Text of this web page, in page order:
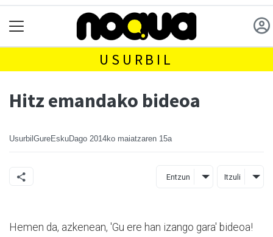
USURBIL
Hitz emandako bideoa
UsurbilGureEskuDago 2014ko maiatzaren 15a
Entzun Itzuli
Hemen da, azkenean, 'Gu ere han izango gara' bideoa!